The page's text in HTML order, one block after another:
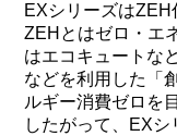
EXシリーズはZEH
ZEHとはゼロ・エ
はエコキュートな
などを利用した「
ルギー消費ゼロを
したがって、EX